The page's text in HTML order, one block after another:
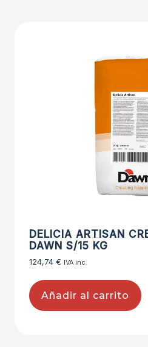
DELICIA ARTISAN
DAWN S/15 KG
124,74 € IVA inc.
Añadir al carrito